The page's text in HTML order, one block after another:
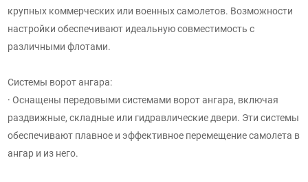
крупных коммерческих или военных самолетов. Возможности
настройки обеспечивают идеальную совместимость с
различными флотами.
Системы ворот ангара:
· Оснащены передовыми системами ворот ангара, включая
раздвижные, складные или гидравлические двери. Эти системы
обеспечивают плавное и эффективное перемещение самолета в
ангар и из него.